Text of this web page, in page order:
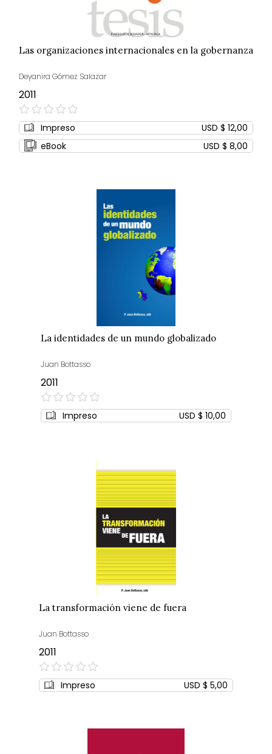
Las organizaciones internacionales en la gobernanza
Deyanira Gómez Salazar
2011
0%
Impreso
USD $ 12,00
eBook
USD $ 8,00
La identidades de un mundo globalizado
Juan Bottasso
2011
0%
Impreso USD $ 10,00
La transformación viene de fuera
Juan Bottasso
2011
0%
Impreso USD $ 5,00